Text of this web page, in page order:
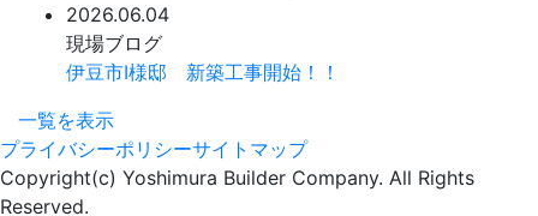
2026.06.04
現場ブログ
伊豆市I様邸 新築工事開始！！
一覧を表示
プライバシーポリシーサイトマップ
Copyright(c) Yoshimura Builder Company. All Rights
Reserved.